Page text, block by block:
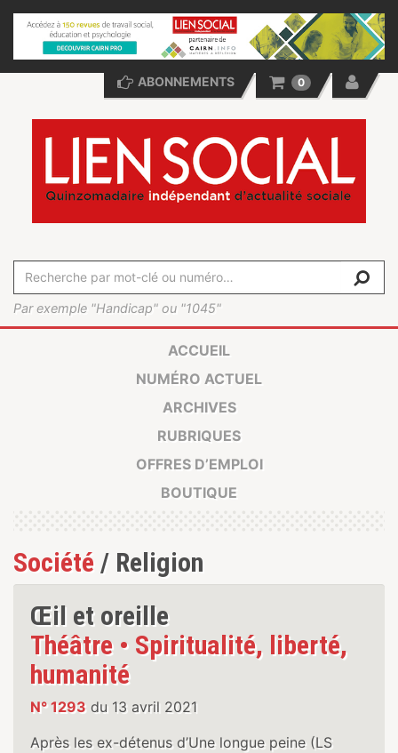
Par exemple "Handicap" ou "1045"
ABONNEMENTS 0
ACCUEIL
NUMÉRO ACTUEL
ARCHIVES
RUBRIQUES
OFFRES D’EMPLOI
BOUTIQUE
Société / Religion
Œil et oreille
Théâtre • Spiritualité, liberté,
humanité
N° 1293 du 13 avril 2021
Après les ex-détenus d’Une longue peine (LS